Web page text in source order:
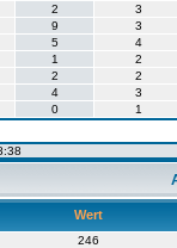
2
3
9
3
5
4
1
2
2
2
4
3
0 1
Wert
246